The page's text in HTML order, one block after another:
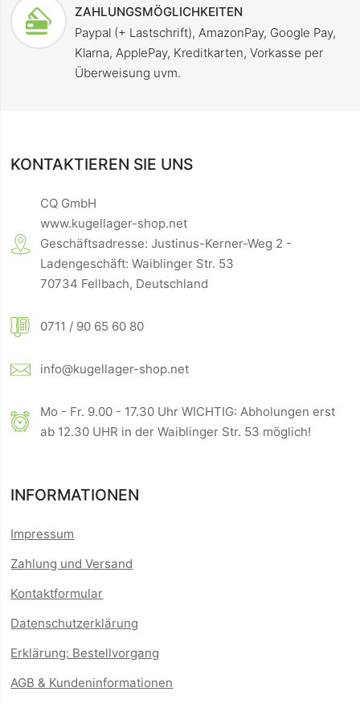
ZAHLUNGSMÖGLICHKEITEN
Paypal (+ Lastschrift), AmazonPay, Google Pay,
Klarna, ApplePay, Kreditkarten, Vorkasse per
Überweisung uvm.
KONTAKTIEREN SIE UNS
CQ GmbH
www.kugellager-shop.net
Geschäftsadresse: Justinus-Kerner-Weg 2 -
Ladengeschäft: Waiblinger Str. 53
70734 Fellbach, Deutschland
0711 / 90 65 60 80
info@kugellager-shop.net
Mo - Fr. 9.00 - 17.30 Uhr WICHTIG: Abholungen erst
ab 12.30 UHR in der Waiblinger Str. 53 möglich!
INFORMATIONEN
Impressum
Zahlung und Versand
Kontaktformular
Datenschutzerklärung
Erklärung: Bestellvorgang
AGB & Kundeninformationen